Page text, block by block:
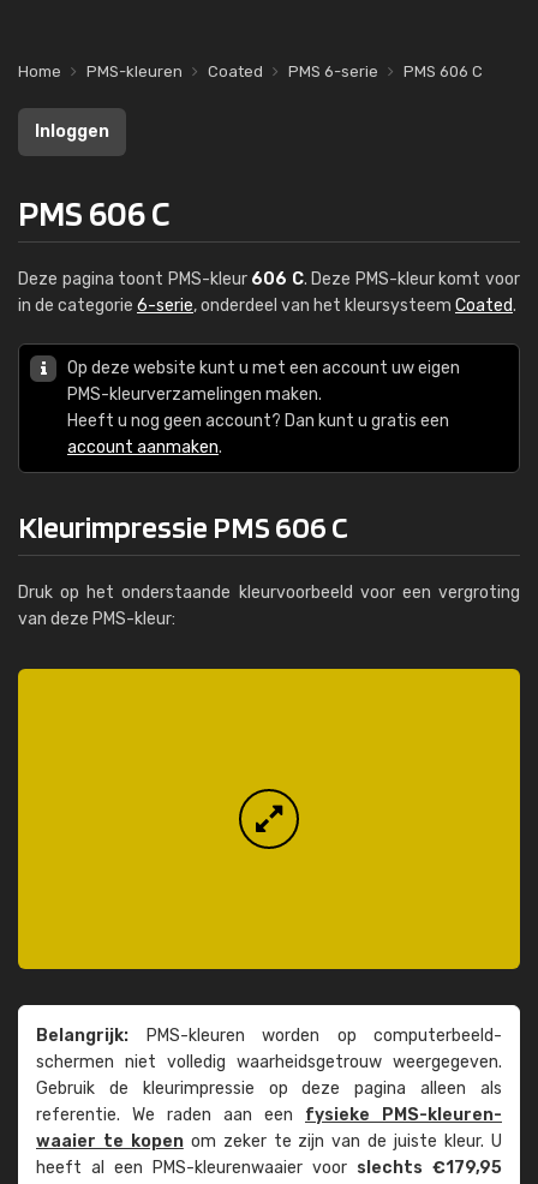
Home PMS-kleuren Coated PMS 6-serie PMS 606 C
Inloggen
PMS 606 C
Deze pagina toont PMS-kleur 606 C. Deze PMS-kleur komt voor
in de categorie 6-serie, onderdeel van het kleursysteem Coated.
Op deze website kunt u met een account uw eigen
PMS-kleurverzamelingen maken.
Heeft u nog geen account? Dan kunt u gratis een
account aanmaken.
Kleurimpressie PMS 606 C
Druk op het onderstaande kleurvoorbeeld voor een vergroting
van deze PMS-kleur:
Belangrijk: PMS-kleuren worden op computer­beeld­
schermen niet volledig waarheids­­getrouw weer­gegeven.
Gebruik de kleur­impressie op deze pagina alleen als
referentie. We raden aan een fysieke PMS-kleuren­
waaier te kopenom zeker te zijn van de juiste kleur. U
heeft al een PMS-kleuren­waaier voor slechts €179,95